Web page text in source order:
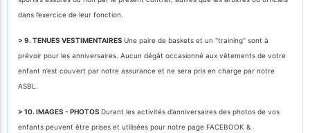
dans l’exercice de leur fonction.
> 9. TENUES VESTIMENTAIRES Une paire de baskets et un "training" sont à
prévoir pour les anniversaires. Aucun dégât occasionné aux vêtements de votre
enfant n’est couvert par notre assurance et ne sera pris en charge par notre
ASBL.
> 10. IMAGES - PHOTOS Durant les activités d’anniversaires des photos de vos
enfants peuvent être prises et utilisées pour notre page FACEBOOK &